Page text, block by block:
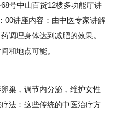
号中山百货12楼多功能厅讲
00讲座内容：由中医专家讲解
调理身体达到减肥的效果。
和地点可能。
，调节内分泌，维护女性
法：这些传统的中医治疗方